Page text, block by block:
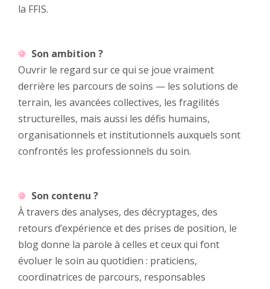
la FFIS.
Son ambition ?
Ouvrir le regard sur ce qui se joue vraiment
derrière les parcours de soins — les solutions de
terrain, les avancées collectives, les fragilités
structurelles, mais aussi les défis humains,
organisationnels et institutionnels auxquels sont
confrontés les professionnels du soin.
Son contenu ?
À travers des analyses, des décryptages, des
retours d’expérience et des prises de position, le
blog donne la parole à celles et ceux qui font
évoluer le soin au quotidien : praticiens,
coordinatrices de parcours, responsables